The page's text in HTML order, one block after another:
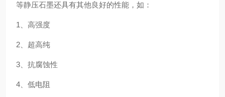
等静压石墨还具有其他良好的性能，如：
1、高强度
2、超高纯
3、抗腐蚀性
4、低电阻